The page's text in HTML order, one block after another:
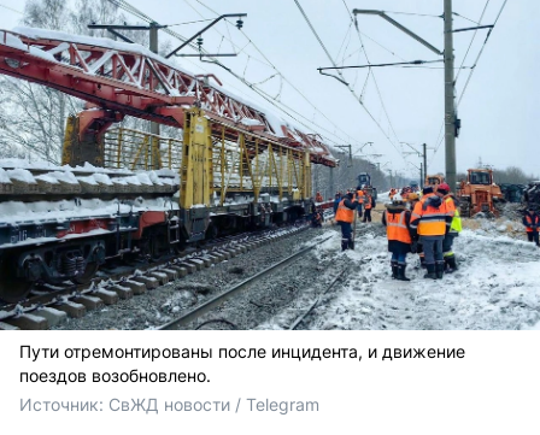
Пути отремонтированы после инцидента, и движение
поездов возобновлено.
Источник: СвЖД новости / Telegram